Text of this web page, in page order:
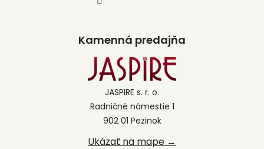
Kamenná predajňa
JASPIRE s. r. o.
Radničné námestie 1
902 01 Pezinok
Ukázať na mape →